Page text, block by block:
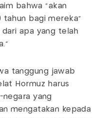
bahwa "akan
tahun bagi mereka"
apa yang telah
tanggung jawab
Hormuz harus
negara yang
mengatakan kepada